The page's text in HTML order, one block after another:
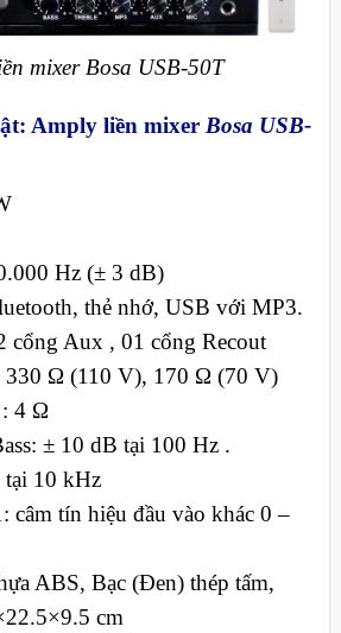
mixer Bosa USB-50T
Amply liền mixerBosa USB-
Hz (± 3 dB)
thẻ nhớ, USB với MP3.
cổng Aux , 01 cổng Recout
330 Ω (110 V), 170 Ω (70 V)
: 4 Ω
± 10 dB tại 100 Hz .
tại 10 kHz
câm tín hiệu đầu vào khác 0 –
ABS, Bạc (Đen) thép tấm,
cm